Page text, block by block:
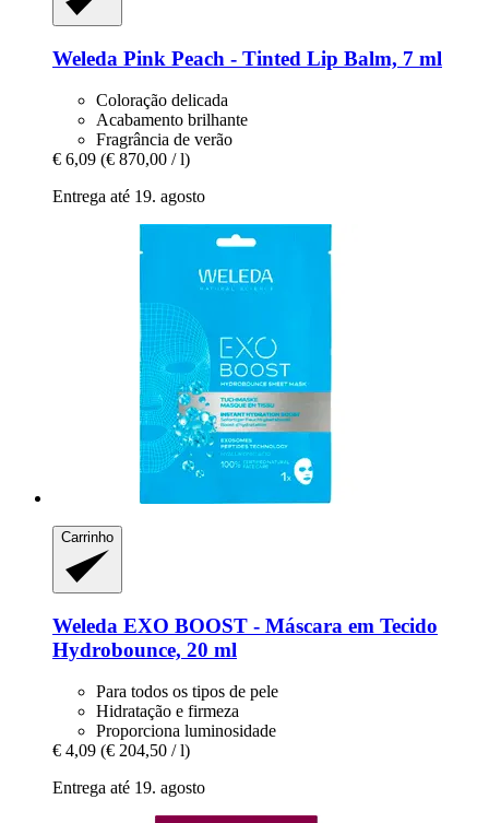
Weleda Pink Peach -​ Tinted Lip Balm, 7 ml
Coloração delicada
Acabamento brilhante
Fragrância de verão
€ 6,09 (€ 870,00 / l)
Entrega até 19. agosto
Carrinho
Weleda EXO BOOST -​ Máscara em Tecido
Hydrobounce, 20 ml
Para todos os tipos de pele
Hidratação e firmeza
Proporciona luminosidade
€ 4,09 (€ 204,50 / l)
Entrega até 19. agosto